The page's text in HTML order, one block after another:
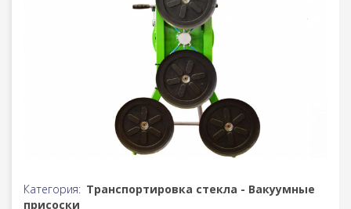
Категория: Транспортировка стекла - Вакуумные
присоски